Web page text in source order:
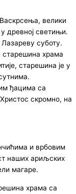
велики
древној светињи.
Лазареву суботу.
храма
старешина је у
ђацима са
скромно, на
и врбовим
наших ариљских
магаре.
храма са